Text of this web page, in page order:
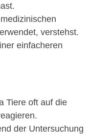
verstehst.
einfacheren
Tiere oft auf die
der Untersuchung